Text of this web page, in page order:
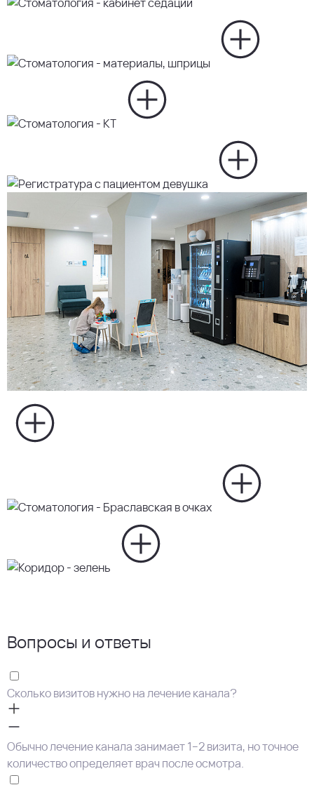
Вопросы и ответы
Сколько визитов нужно на лечение канала?
Обычно лечение канала занимает 1–2 визита, но точное
количество определяет врач после осмотра.